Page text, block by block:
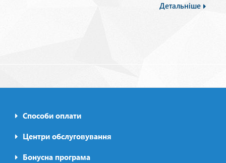
Детальніше
Footer0
menu
Способи оплати
Центри обслуговування
Бонусна програма